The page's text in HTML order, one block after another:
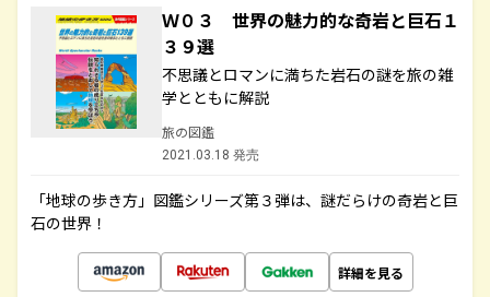
Ｗ０３ 世界の魅力的な奇岩と巨石１
３９選
不思議とロマンに満ちた岩石の謎を旅の雑
学とともに解説
旅の図鑑
2021.03.18 発売
「地球の歩き方」図鑑シリーズ第３弾は、謎だらけの奇岩と巨
石の世界！
詳細を見る